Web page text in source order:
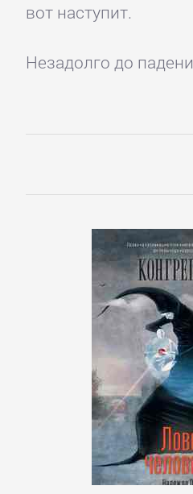
вот наступит.
Незадолго до
подбор
инвестиции
БОЕВИКИ
фантастика
Боевики:
Криминальные